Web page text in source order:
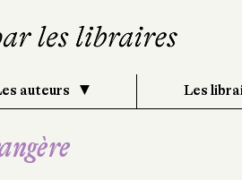
auteurs Les